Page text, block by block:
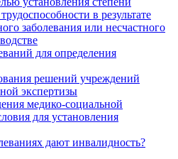
в результате
заболевания или несчастного
для определения
решений учреждений
экспертизы
медико-социальной
для установления
дают инвалидность?